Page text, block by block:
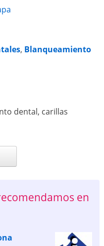
, Blanqueamiento
dental, carillas
en